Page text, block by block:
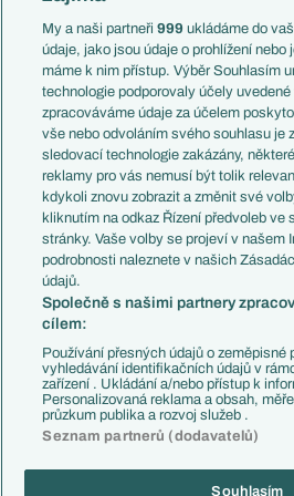
Témata
Představení týmů MS
EuroSkauting
PL v kostce
Evropské koeficienty
Přestupy
Přestupové spekulace
Zranění
Kluby
Arsenal FC
Chelsea FC
Manchester United
AC Milán
Juventus FC
Bayern Mnichov
FC Barcelona
Real Madrid
Itálie
My a naši partneři999 ukládáme do
údaje, jako jsou údaje o prohlížení nebo
máme k nim přístup. Výběr Souhlasím
technologie podporovaly účely
zpracováváme údaje za účelem
vše nebo odvoláním svého souhlasu je
sledovací technologie zakázány,
reklamy pro vás nemusí být tolik
kdykoli znovu zobrazit a změnit své
kliknutím na odkaz Řízení předvoleb ve
stránky. Vaše volby se projeví v našem
podrobnosti naleznete v našich
údajů.
Společně s našimi partnery
cílem:
Používání přesných údajů o zeměpisné
vyhledávání identifikačních údajů v
zařízení . Ukládání a/nebo přístup k
Personalizovaná reklama a obsah,
průzkum publika a rozvoj služeb .
Seznam partnerů (dodavatelů)
Souhlasím